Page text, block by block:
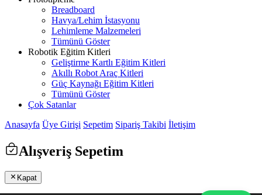
Breadboard
Havya/Lehim İstasyonu
Lehimleme Malzemeleri
Tümünü Göster
Robotik Eğitim Kitleri
Geliştirme Kartlı Eğitim Kitleri
Akıllı Robot Araç Kitleri
Güç Kaynağı Eğitim Kitleri
Tümünü Göster
Çok Satanlar
Anasayfa Üye Girişi Sepetim Sipariş Takibi İletişim
Alışveriş Sepetim
Kapat